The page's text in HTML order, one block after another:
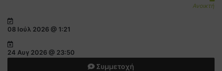
Ανοικτή
08 Ιούλ 2026 @ 1:21
24 Αυγ 2026 @ 23:50
Συμμετοχή